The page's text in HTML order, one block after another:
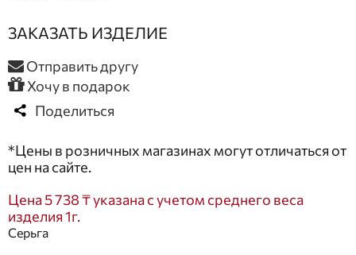
ЗАКАЗАТЬ ИЗДЕЛИЕ
Отправить другу
Хочу в подарок
Поделиться
*Цены в розничных магазинах могут отличаться от
цен на сайте.
Цена 5 738 ₸ указана с учетом среднего веса
изделия 1г.
Серьга